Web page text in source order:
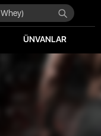
ÜNVANLAR